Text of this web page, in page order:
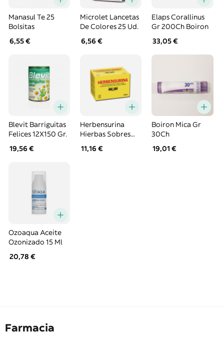
Manasul Te 25
Bolsitas
6,55 €
Microlet Lancetas
De Colores 25 Ud.
6,56 €
Elaps Corallinus
Gr 200Ch Boiron
33,05 €
Blevit Barriguitas
Felices 12X150 Gr.
19,56 €
Herbensurina
Hierbas Sobres
Sobres
11,16 €
Boiron Mica Gr
30Ch
19,01 €
Ozoaqua Aceite
Ozonizado 15 Ml
20,78 €
Farmacia